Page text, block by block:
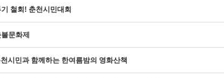
철회! 춘천시민대회
문화제
시민과 함께하는 한여름밤의 영화산책